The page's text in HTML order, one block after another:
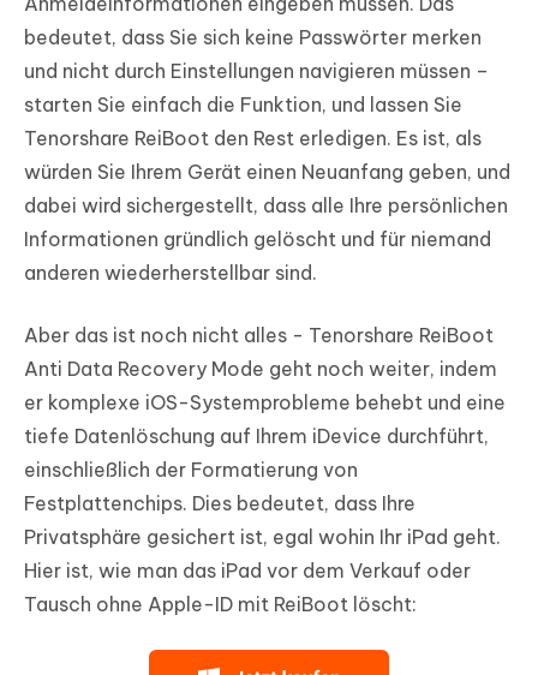
bedeutet, dass Sie sich keine Passwörter merken
und nicht durch Einstellungen navigieren müssen –
starten Sie einfach die Funktion, und lassen Sie
Tenorshare ReiBoot den Rest erledigen. Es ist, als
würden Sie Ihrem Gerät einen Neuanfang geben, und
dabei wird sichergestellt, dass alle Ihre persönlichen
Informationen gründlich gelöscht und für niemand
anderen wiederherstellbar sind.
Aber das ist noch nicht alles - Tenorshare ReiBoot
Anti Data Recovery Mode geht noch weiter, indem
er komplexe iOS-Systemprobleme behebt und eine
tiefe Datenlöschung auf Ihrem iDevice durchführt,
einschließlich der Formatierung von
Festplattenchips. Dies bedeutet, dass Ihre
Privatsphäre gesichert ist, egal wohin Ihr iPad geht.
Hier ist, wie man das iPad vor dem Verkauf oder
Tausch ohne Apple-ID mit ReiBoot löscht: